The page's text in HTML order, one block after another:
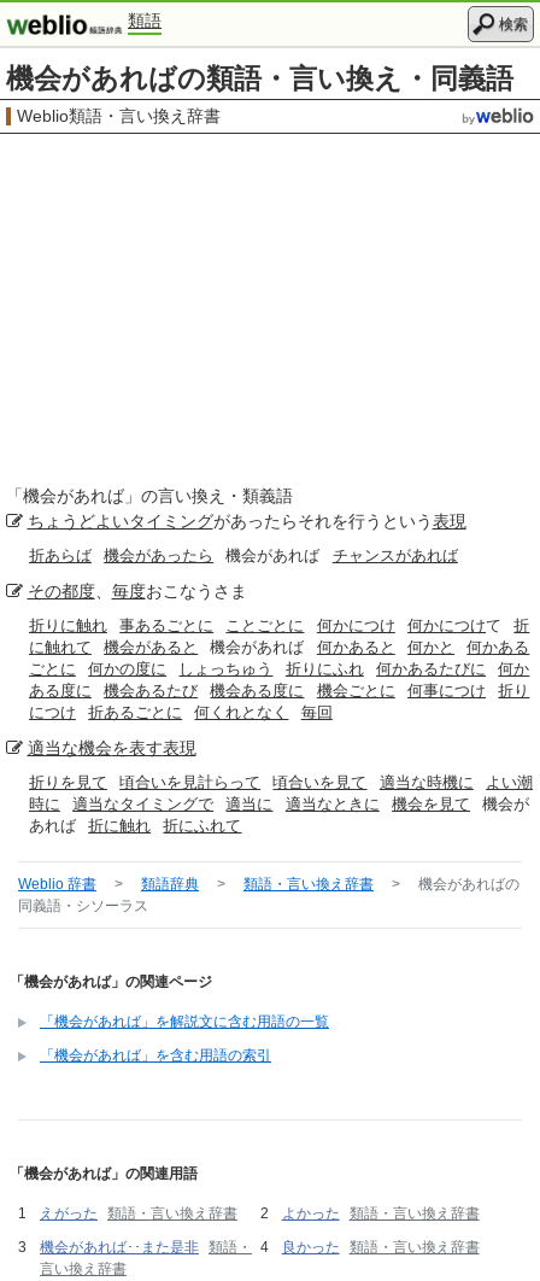
類語 検索
機会があればの類語・言い換え・同義語
Weblio類語・言い換え辞書
「機会があれば 」の言い換え・類義語
ちょうどよいタイミングがあったらそれを行うという表現
折あらば 機会があったら 機会があれば チャンスがあれば
その都度、 毎度おこなうさま
折りに触れ 事あるごとに ことごとに 何かにつけ 何かにつけて
折
に触れて
機会があると 機会があれば 何かあると 何かと
何かある
ごとに
何かの度に しょっちゅう 折りにふれ 何かあるたびに
何か
ある度に
機会あるたび 機会ある度に 機会ごとに 何事につけ
折り
につけ
折あるごとに 何くれとなく 毎回
適当な機会を表す表現
折りを見て 頃合いを見計らって 頃合いを見て 適当な時機に
よい潮
時に
適当なタイミングで 適当に 適当なときに 機会を見て
機会が
あれば
折に触れ 折にふれて
Weblio 辞書 > 類語辞典 > 類語・言い換え辞書 > 機会があればの
同義語・シソーラス
「機会があれば」の関連ページ
「機会があれば」を解説文に含む用語の一覧
「機会があれば」を含む用語の索引
「機会があれば」の関連用語
えがった 類語・言い換え辞書 よかった
類語・言い換え辞書
機会があれば･･また是非 類語・
言い換え辞書
良かった 類語・言い換え辞書